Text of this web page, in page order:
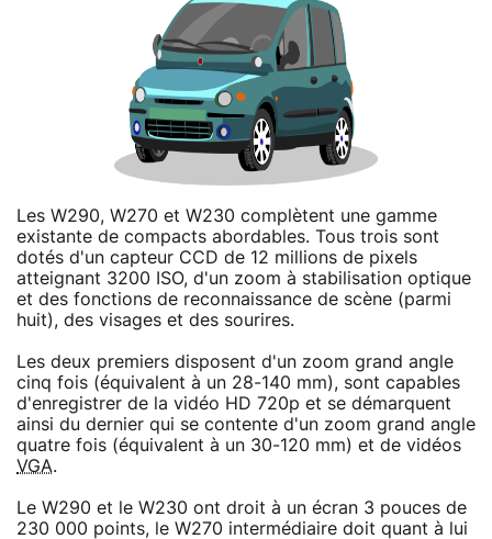
Les W290, W270 et W230 complètent une gamme
existante de compacts abordables. Tous trois sont
dotés d'un capteur CCD de 12 millions de pixels
atteignant 3200 ISO, d'un zoom à stabilisation optique
et des fonctions de reconnaissance de scène (parmi
huit), des visages et des sourires.
Les deux premiers disposent d'un zoom grand angle
cinq fois (équivalent à un 28-140 mm), sont capables
d'enregistrer de la vidéo HD 720p et se démarquent
ainsi du dernier qui se contente d'un zoom grand angle
quatre fois (équivalent à un 30-120 mm) et de vidéos
VGA.
Le W290 et le W230 ont droit à un écran 3 pouces de
230 000 points, le W270 intermédiaire doit quant à lui